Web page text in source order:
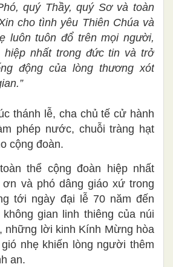
quý Thầy, quý Sơ và toàn
cho tình yêu Thiên Chúa và
luôn tuôn đổ trên mọi người,
hiệp nhất trong đức tin và trở
động của lòng thương xót
thánh lễ, cha chủ tế cử hành
phép nước, chuỗi tràng hạt
cộng đoàn.
thể cộng đoàn hiệp nhất
và phó dâng giáo xứ trong
tới ngày đại lễ 70 năm đến
gian linh thiêng của núi
những lời kinh Kính Mừng hòa
nhẹ khiến lòng người thêm
an.